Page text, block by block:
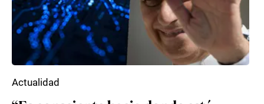
Actualidad